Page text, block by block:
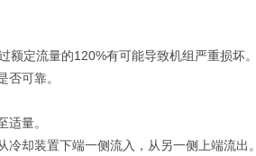
额定流量的120%有可能导致机组严重损坏。
可靠。
量。
却装置下端一侧流入，从另一侧上端流出。